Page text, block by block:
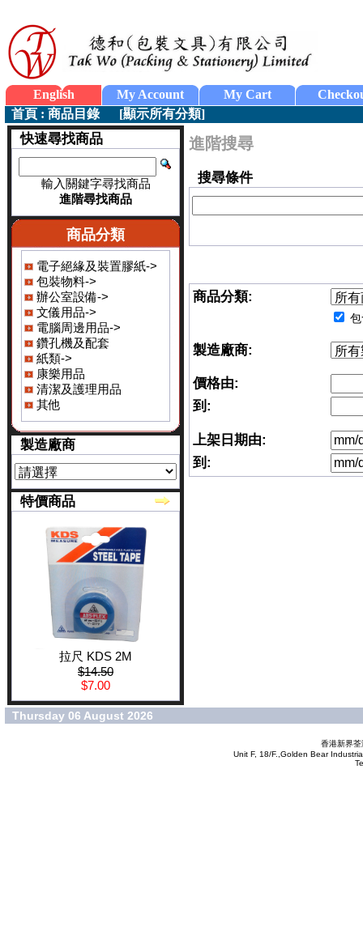
English My Account My Cart
首頁 : 商品目錄[顯示所有分類]
快速尋找商品
輸入關鍵字尋找商品
進階尋找商品
商品分類
電子絕緣及裝置膠紙->
包裝物料->
辦公室設備->
文儀用品->
電腦周邊用品->
鑽孔機及配套
紙類->
康樂用品
清潔及護理用品
其他
製造廠商
特價商品
拉尺 KDS 2M
$14.50
$7.00
進階搜尋
搜尋條件
商品分類:
製造廠商:
價格由:
到:
上架日期由:
到:
Thursday 06 August 2026
香港新界
Unit F, 18/F.,Golden Bear